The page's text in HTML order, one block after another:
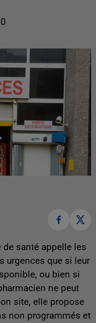
de santé appelle les
urgences que si leur
ou bien si
ne peut
site, elle propose
non programmés et